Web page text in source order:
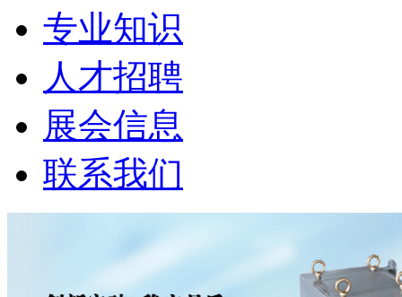
专业知识
人才招聘
展会信息
联系我们